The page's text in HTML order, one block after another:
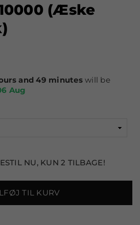
(æske
and 49 minuteswill be
Aug
NU, KUN2 TILBAGE!
TIL KURV